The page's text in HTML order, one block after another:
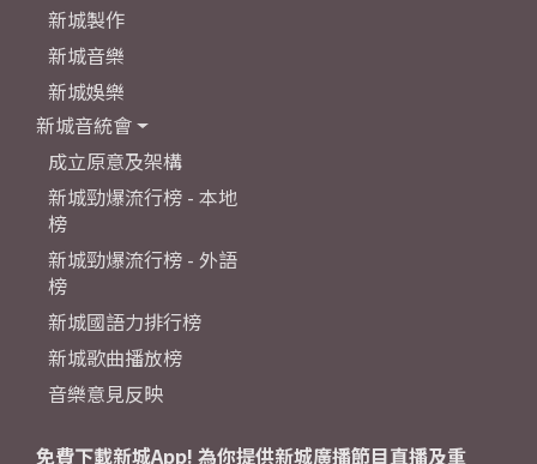
新城製作
新城音樂
新城娛樂
新城音統會
成立原意及架構
新城勁爆流行榜 - 本地
榜
新城勁爆流行榜 - 外語
榜
新城國語力排行榜
新城歌曲播放榜
音樂意見反映
免費下載新城App! 為你提供新城廣播節目直播及重